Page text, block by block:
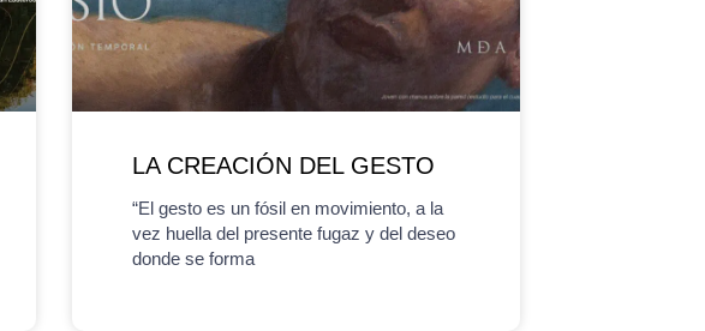
LA CREACIÓN DEL GESTO
“El gesto es un fósil en movimiento, a la
vez huella del presente fugaz y del deseo
donde se forma